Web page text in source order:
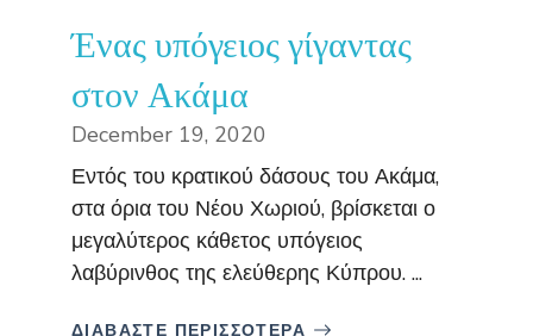
Ένας υπόγειος γίγαντας
στον Ακάμα
December 19, 2020
Εντός του κρατικού δάσους του Ακάμα,
στα όρια του Νέου Χωριού, βρίσκεται ο
μεγαλύτερος κάθετος υπόγειος
λαβύρινθος της ελεύθερης Κύπρου. ...
ΔΙΑΒΑΣΤΕ ΠΕΡΙΣΣΟΤΕΡΑ